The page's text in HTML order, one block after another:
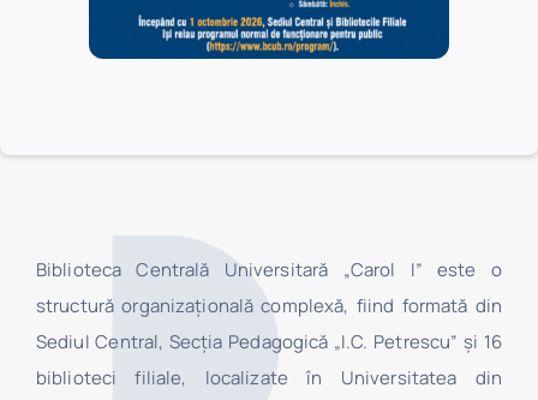
Biblioteca Centrală Universitară „Carol I” este o
structură organizaţională complexă, fiind formată din
Sediul Central, Secţia Pedagogică „I.C. Petrescu” şi 16
biblioteci filiale, localizate în Universitatea din